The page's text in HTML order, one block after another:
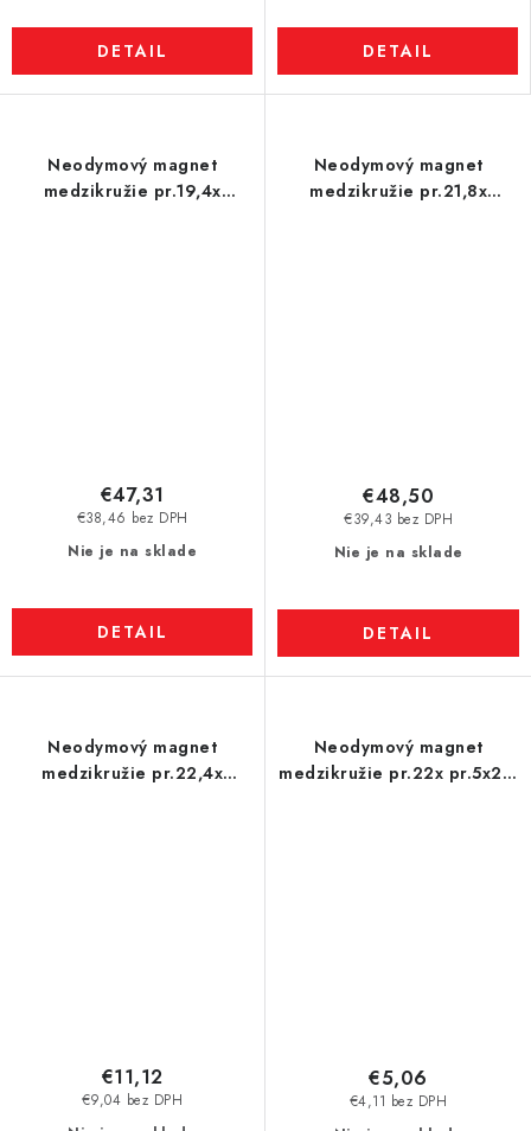
DETAIL DETAIL
Neodymový magnet
medzikružie pr.19,4x
Nie je na sklade
€38,46 bez DPH
€47,31
DETAIL
Neodymový magnet
medzikružie pr.21,8x
Nie je na sklade
€39,43 bez DPH
€48,50
DETAIL
Neodymový magnet
medzikružie pr.22,4x
€9,04 bez DPH
€11,12
Neodymový magnet
medzikružie pr.22x pr.5x2,5
€4,11 bez DPH
€5,06